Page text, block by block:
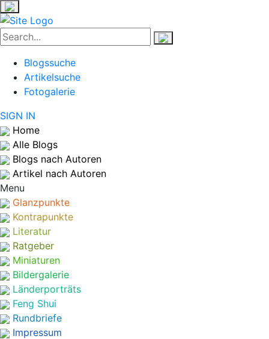
Blogssuche
Artikelsuche
Fotogalerie
SIGN IN
Home
Alle Blogs
Blogs nach Autoren
Artikel nach Autoren
Menu
Glanzpunkte
Kontrapunkte
Literatur
Ratgeber
Miniaturen
Bildergalerie
Länderporträts
Feng Shui
Rundbriefe
Impressum